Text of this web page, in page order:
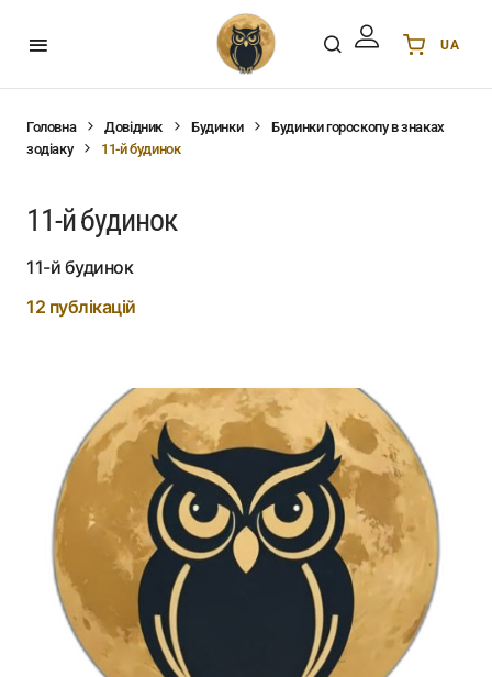
UA
Головна Довідник Будинки
Будинки гороскопу в знаках
зодіаку
11-й будинок
11-й будинок
11-й будинок
12 публікацій